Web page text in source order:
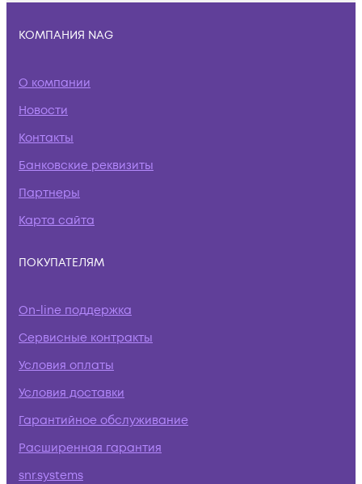
КОМПАНИЯ NAG
О компании
Новости
Контакты
Банковские реквизиты
Партнеры
Карта сайта
ПОКУПАТЕЛЯМ
On-line поддержка
Сервисные контракты
Условия оплаты
Условия доставки
Гарантийное обслуживание
Расширенная гарантия
snr.systems